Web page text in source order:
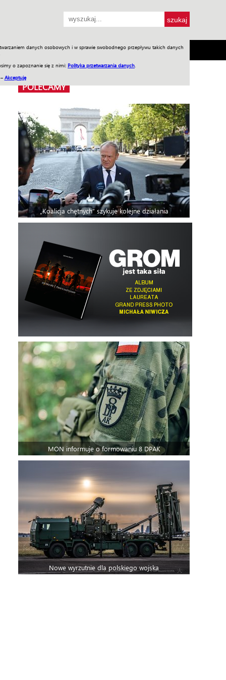
danych osobowych i w sprawie swobodnego przepływu takich danych
o zapoznanie się z nimi: Polityka przetwarzania danych
Akceptuję
SKLEP Jednodniówki Praca w WIW
POLECAMY
„Koalicja chętnych” szykuje kolejne działania
MON informuje o formowaniu 8 DPAK
Nowe wyrzutnie dla polskiego wojska